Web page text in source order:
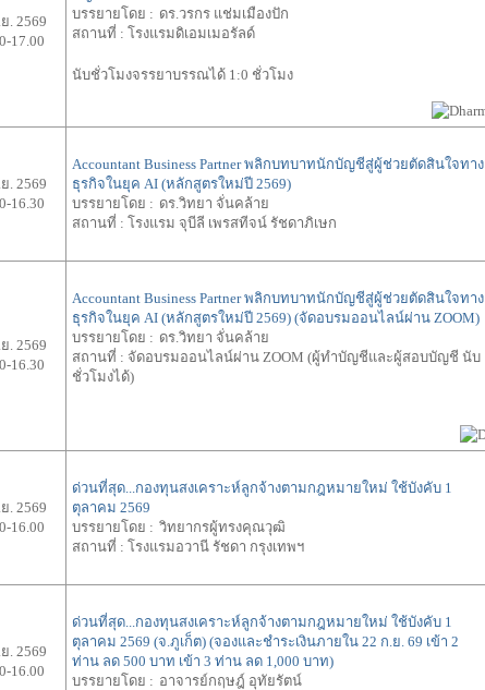
. 2569
17.00
บรรยายโดย : ดร.วรกร แช่มเมืองปัก
สถานที่ : โรงแรมดิเอมเมอรัลด์
นับชั่วโมงจรรยาบรรณได้ 1:0 ชั่วโมง
. 2569
16.30
Accountant Business Partner พลิกบทบาทนักบัญชีสู่ผู้ช่วยตัดสินใจทาง
ธุรกิจในยุค AI (หลักสูตรใหม่ปี 2569)
บรรยายโดย : ดร.วิทยา จั่นคล้าย
สถานที่ : โรงแรม จุบีลี เพรสทีจน์ รัชดาภิเษก
. 2569
16.30
Accountant Business Partner พลิกบทบาทนักบัญชีสู่ผู้ช่วยตัดสินใจทาง
ธุรกิจในยุค AI (หลักสูตรใหม่ปี 2569) (จัดอบรมออนไลน์ผ่าน ZOOM)
บรรยายโดย : ดร.วิทยา จั่นคล้าย
สถานที่ : จัดอบรมออนไลน์ผ่าน ZOOM (ผู้ทำบัญชีและผู้สอบบัญชี นับ
ชั่วโมงได้)
. 2569
16.00
ด่วนที่สุด...กองทุนสงเคราะห์ลูกจ้างตามกฎหมายใหม่ ใช้บังคับ 1
ตุลาคม 2569
บรรยายโดย : วิทยากรผู้ทรงคุณวุฒิ
สถานที่ : โรงแรมอวานี รัชดา กรุงเทพฯ
. 2569
16.00
ด่วนที่สุด...กองทุนสงเคราะห์ลูกจ้างตามกฎหมายใหม่ ใช้บังคับ 1
ตุลาคม 2569 (จ.ภูเก็ต) (จองและชำระเงินภายใน 22 ก.ย. 69 เข้า 2
ท่าน ลด 500 บาท เข้า 3 ท่าน ลด 1,000 บาท)
บรรยายโดย : อาจารย์กฤษฎ์ อุทัยรัตน์